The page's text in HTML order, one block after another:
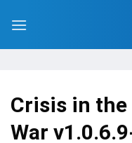
Crisis in the
War